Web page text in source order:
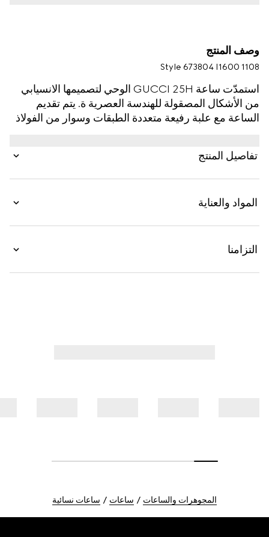
وصف المنتج
Style ‎673804 I1600 1108
استمدّت ساعة GUCCI 25H الوحي لتصميمها الانسيابي
من الأشكال المصقولة للهندسة العصرية ة. يتم تقديم
الساعة مع علبة رفيعة متعددة الطبقات وسوار من الفولاذ
تفاصيل المنتج
المواد والعناية
التزامنا
المجوهرات والساعات ساعات ساعات نسائية